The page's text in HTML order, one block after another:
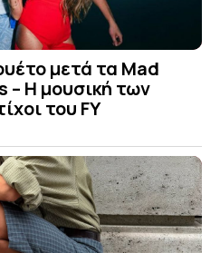
μετά τα Mad
– Η μουσική των
του FY